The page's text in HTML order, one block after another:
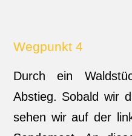
Wegpunkt 4
Durch ein
Abstieg. Sobald wir
sehen wir auf der